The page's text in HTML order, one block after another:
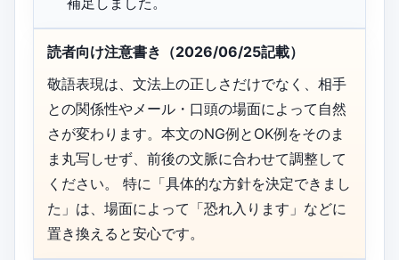
読者向け注意書き（2026/06/25記載）
敬語表現は、文法上の正しさだけでなく、相手
との関係性やメール・口頭の場面によって自然
さが変わります。本文のNG例とOK例をそのま
ま丸写しせず、前後の文脈に合わせて調整して
ください。 特に「具体的な方針を決定できまし
た」は、場面によって「恐れ入ります」などに
置き換えると安心です。